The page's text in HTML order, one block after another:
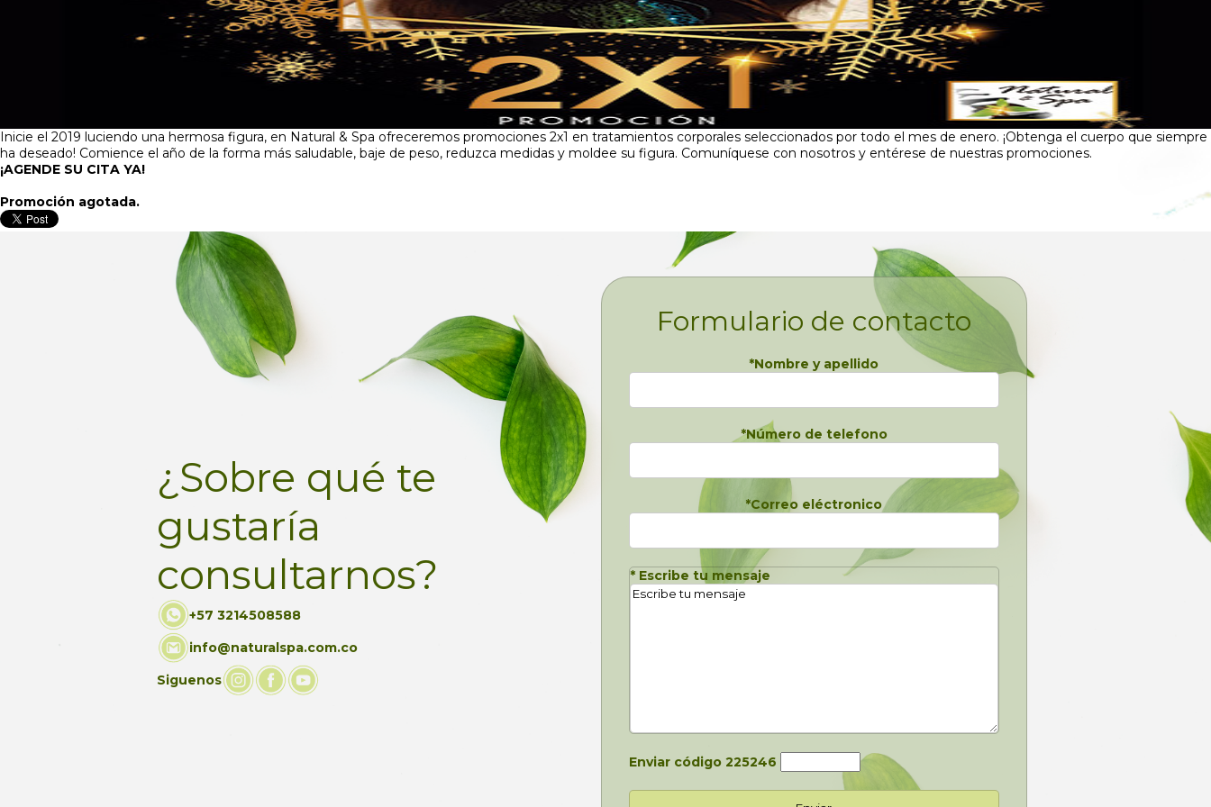
Inicie el 2019 luciendo una hermosa figura, en Natural & Spa ofreceremos promociones 2x1 en tratamientos corporales seleccionados por todo el mes de enero. ¡Obtenga el cuerpo que siempre
ha deseado! Comience el año de la forma más saludable, baje de peso, reduzca medidas y moldee su figura. Comuníquese con nosotros y entérese de nuestras promociones.
¡AGENDE SU CITA YA!
Promoción agotada.
¿Sobre qué te
gustaría
consultarnos?
+57 3214508588
info@naturalspa.com.co
Siguenos
Formulario de contacto
*Nombre y apellido
*Número de telefono
*Correo eléctronico
* Escribe tu mensaje
Enviar código 225246